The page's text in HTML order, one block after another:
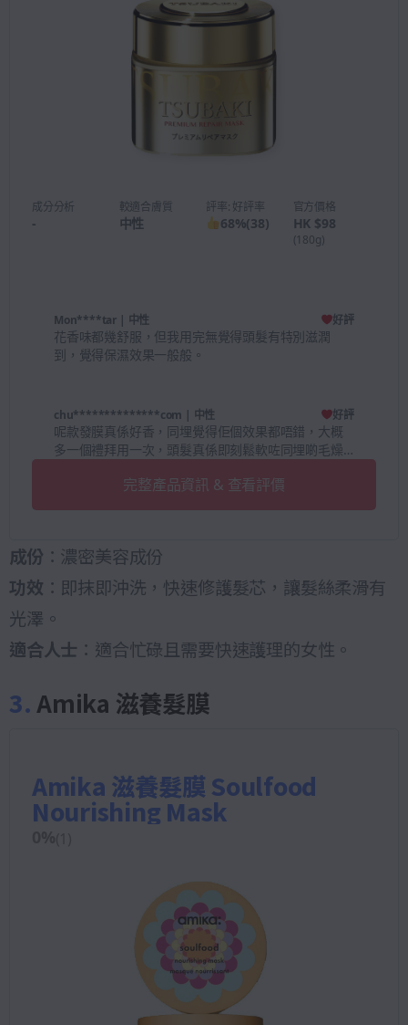
成分分析
-
較適合膚質
中性
評率: 好評率
68%(38)
官方價格
HK $98
(180g)
Mon****tar | 中性 好評
花香味都幾舒服，但我用完無覺得頭髮有特別滋潤
到，覺得保濕效果一般般。
chu**************com | 中性 好評
呢款發膜真係好香，同埋覺得佢個效果都唔錯，大概
多一個禮拜用一次，頭髮真係即刻鬆軟咗同埋啲毛燥
完整產品資訊 & 查看評價
成份 ：濃密美容成份
功效 ：即抹即沖洗，快速修護髮芯，讓髮絲柔滑有
光澤。
適合人士 ：適合忙碌且需要快速護理的女性。
3. Amika 滋養髮膜
Amika 滋養髮膜 Soulfood
Nourishing Mask